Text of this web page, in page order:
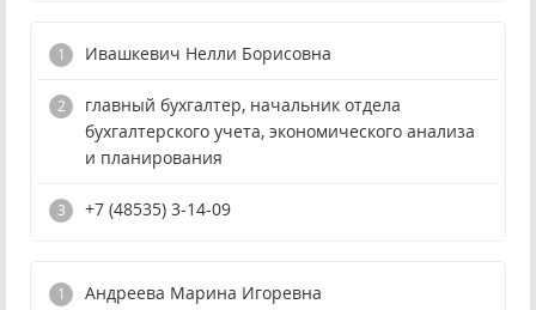
Ивашкевич Нелли Борисовна
главный бухгалтер, начальник отдела
бухгалтерского учета, экономического анализа
и планирования
+7 (48535) 3-14-09
Андреева Марина Игоревна